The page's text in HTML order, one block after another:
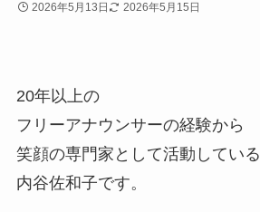
2026年5月13日 2026年5月15日
20年以上の
フリーアナウンサーの経験から
笑顔の専門家として活動している
内谷佐和子です。